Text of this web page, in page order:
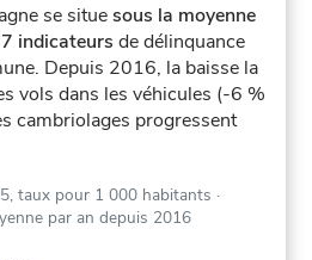
se situesous la moyenne
indicateurs de délinquance
Depuis 2016, la baisse la
vols dans les véhicules (-6 %
cambriolages progressent
taux pour 1 000 habitants ·
par an depuis 2016